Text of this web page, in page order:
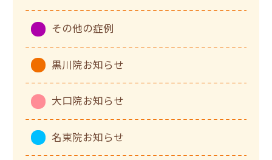
その他の症例
黒川院お知らせ
大口院お知らせ
名東院お知らせ